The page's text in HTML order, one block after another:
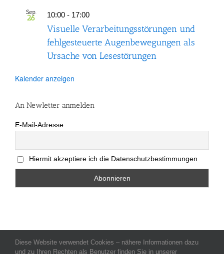
Sep.
26 10:00 - 17:00
Visuelle Verarbeitungsstörungen und
fehlgesteuerte Augenbewegungen als
Ursache von Lesestörungen
Kalender anzeigen
An Newletter anmelden
E-Mail-Adresse
Hiermit akzeptiere ich die Datenschutzbestimmungen
Allgemeine Geschäftsbedingungen -Impressum-Datenschutz-
Diese Website verwendet Cookies – nähere Informationen dazu
und zu Ihren Rechten als Benutzer finden Sie in unserer